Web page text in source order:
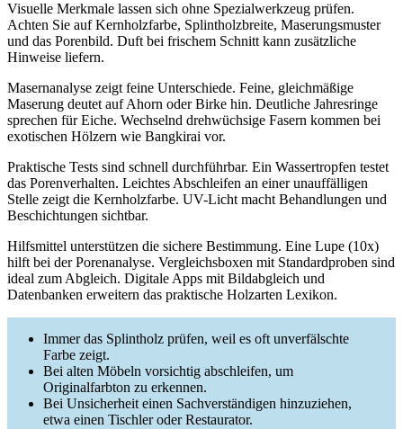
Visuelle Merkmale lassen sich ohne Spezialwerkzeug prüfen.
Achten Sie auf Kernholzfarbe, Splintholzbreite, Maserungsmuster
und das Porenbild. Duft bei frischem Schnitt kann zusätzliche
Hinweise liefern.
Masernanalyse zeigt feine Unterschiede. Feine, gleichmäßige
Maserung deutet auf Ahorn oder Birke hin. Deutliche Jahresringe
sprechen für Eiche. Wechselnd drehwüchsige Fasern kommen bei
exotischen Hölzern wie Bangkirai vor.
Praktische Tests sind schnell durchführbar. Ein Wassertropfen testet
das Porenverhalten. Leichtes Abschleifen an einer unauffälligen
Stelle zeigt die Kernholzfarbe. UV-Licht macht Behandlungen und
Beschichtungen sichtbar.
Hilfsmittel unterstützen die sichere Bestimmung. Eine Lupe (10x)
hilft bei der Porenanalyse. Vergleichsboxen mit Standardproben sind
ideal zum Abgleich. Digitale Apps mit Bildabgleich und
Datenbanken erweitern das praktische Holzarten Lexikon.
Immer das Splintholz prüfen, weil es oft unverfälschte
Farbe zeigt.
Bei alten Möbeln vorsichtig abschleifen, um
Originalfarbton zu erkennen.
Bei Unsicherheit einen Sachverständigen hinzuziehen,
etwa einen Tischler oder Restaurator.